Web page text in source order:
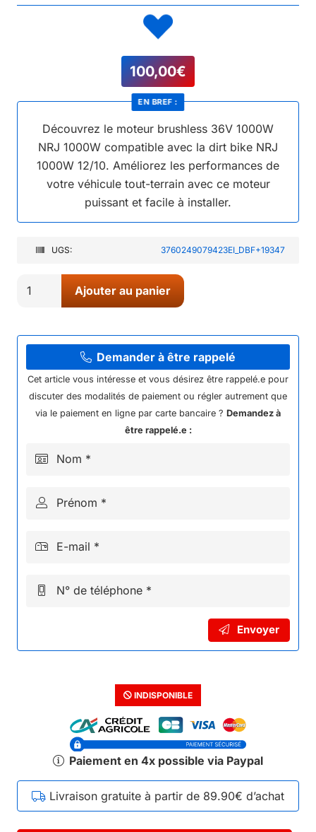
100,00€
Découvrez le moteur brushless 36V 1000W
NRJ 1000W compatible avec la dirt bike NRJ
1000W 12/10. Améliorez les performances de
votre véhicule tout-terrain avec ce moteur
puissant et facile à installer.
EN BREF :
UGS: 3760249079423EI_DBF+19347
MOTEUR
BRUSHLESS
36V
1000W
NRJ
Ajouter au panier
Demander à être rappelé
Cet article vous intéresse et vous désirez être rappelé.e pour
discuter des modalités de paiement ou régler autrement que
via le paiement en ligne par carte bancaire ? Demandez à
être rappelé.e :
Nom *
Prénom *
E-mail *
N° de téléphone *
Envoyer
INDISPONIBLE
Paiement en 4x possible via Paypal
Livraison gratuite à partir de 89.90€ d’achat